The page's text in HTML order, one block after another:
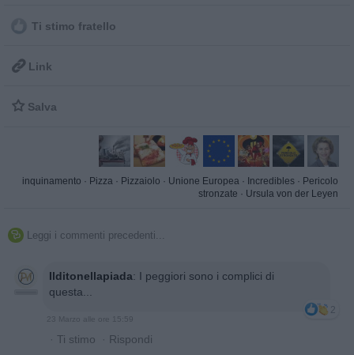
Ti stimo fratello
 Link
 Salva
inquinamento · Pizza · Pizzaiolo · Unione Europea · Incredibles · Pericolo
stronzate · Ursula von der Leyen
 Leggi i commenti precedenti...
Ilditonellapiada: I peggiori sono i complici di
questa...
2
23 Marzo alle ore 15:59
· Ti stimo · Rispondi